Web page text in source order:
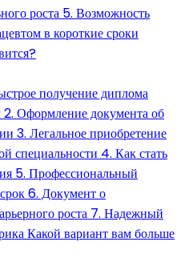
роста 5. Возможность
в короткие сроки
получение диплома
Оформление документа об
3. Легальное приобретение
специальности 4. Как стать
5. Профессиональный
6. Документ о
роста 7. Надежный
Какой вариант вам больше